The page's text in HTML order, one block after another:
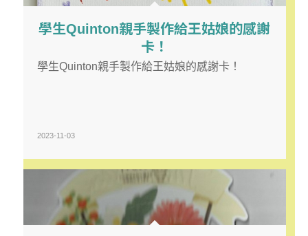
學生Quinton親手製作給王姑娘的感謝
卡！
學生Quinton親手製作給王姑娘的感謝卡！
2023-11-03